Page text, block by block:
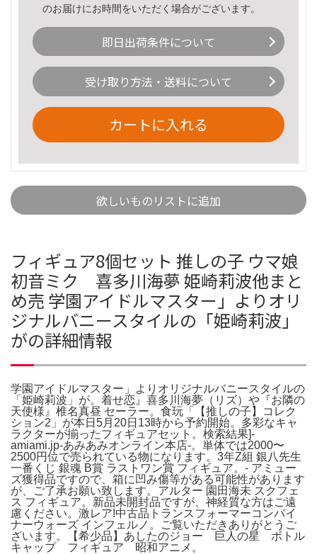
のお届けにお時間をいただく場合がございます。
即日出荷条件について
受け取り方法・送料について
カートに入れる
欲しいものリストに追加
フィギュア8個セット 推しの子 ウマ娘
初音ミク 喜多川海夢 姫崎莉波他まと
め売 学園アイドルマスター」よりオリ
ジナルバニースタイルの「姫崎莉波」
がの詳細情報
学園アイドルマスター」よりオリジナルバニースタイルの
「姫崎莉波」が。着せ恋』喜多川海夢（リズ）や『お隣の
天使様』椎名真昼 セーラー。食玩「【推しの子】コレク
ション2」が本日5月20日13時から予約開始。多彩なキャ
ラクターが揃ったフィギュアセット。検索結果]-
amiami.jp-あみあみオンライン本店-。単体では2000〜
2500円位で売られている物になります。3年Z組 銀八先生
一番くじ 銀魂 B賞 ラストワン賞 フィギュア。- アミュー
ズ獲得品ですので、箱に凹み傷等がある可能性があります
が、ご了承お願い致します。アルター 園田海未 スクフェ
ス フィギュア。新品未開封品ですが、神経質な方はご遠
慮ください。激レア!中古品トランスフォーマーコンバイ
ナーウォーズ インフェルノ。ご覧いただきありがとうご
ざいます。【希少品】あしたのジョー 巨人の星 ボトル
キャップ フィギュア 昭和アニメ。